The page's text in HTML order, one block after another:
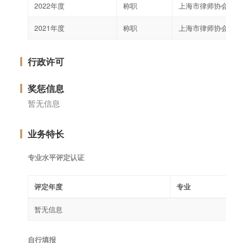
2022年度 称职 上海市律师协
2021年度 称职 上海市律师协
行政许可
奖惩信息
暂无信息
业务特长
专业水平评定认证
评定年度 专业
暂无信息
自行填报